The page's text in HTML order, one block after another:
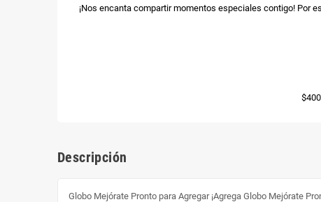
¡Nos encanta compartir momentos especiales contigo! Por
Descripción
Globo Mejórate Pronto para Agregar ¡Agrega Globo Mejórate